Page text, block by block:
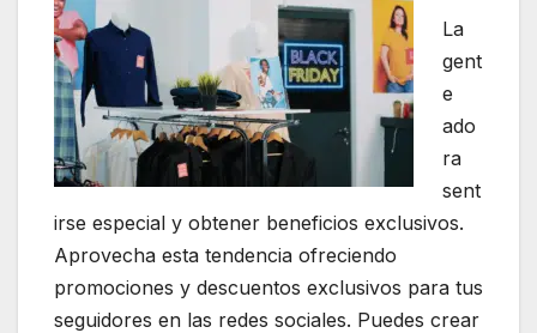
La
gent
e
ado
ra
sent
irse especial y obtener beneficios exclusivos.
Aprovecha esta tendencia ofreciendo
promociones y descuentos exclusivos para tus
seguidores en las redes sociales. Puedes crear